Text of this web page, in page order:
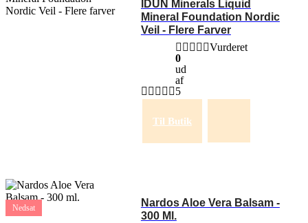
IDUN Minerals Liquid
Mineral Foundation Nordic
Veil - Flere Farver
Vurderet
0
ud
af
5
Til Butik
Nedsat
Nardos Aloe Vera Balsam -
300 Ml.